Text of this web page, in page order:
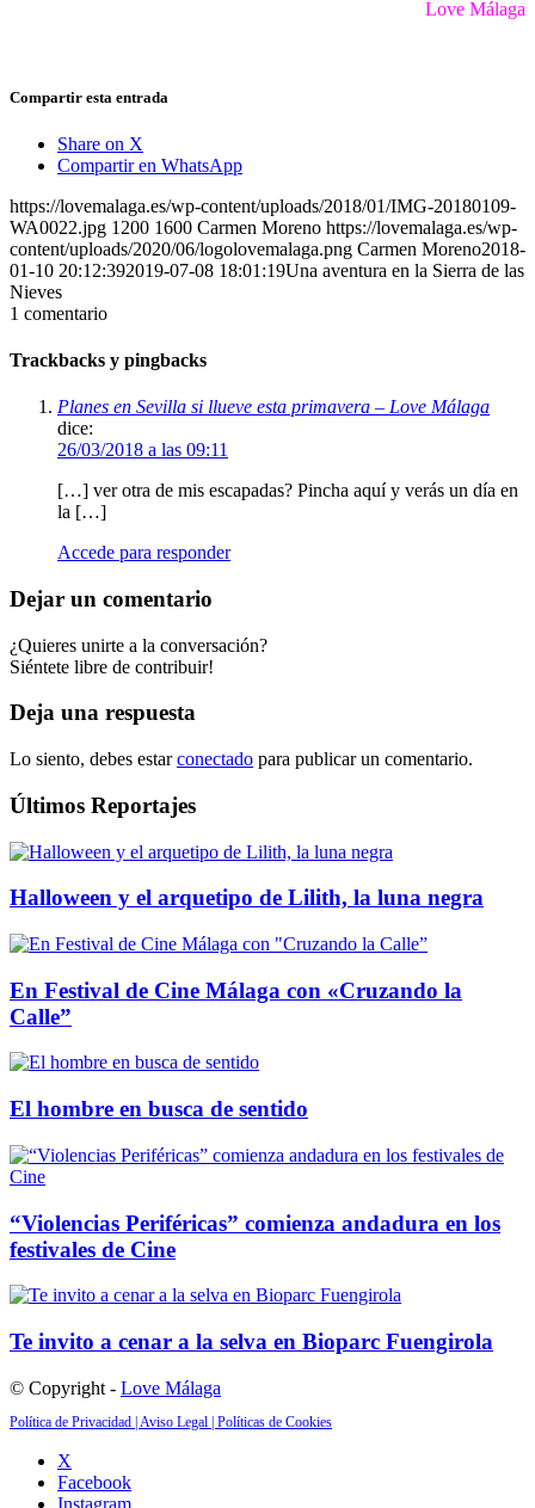
Love Málaga
Compartir esta entrada
Share on X
Compartir en WhatsApp
https://lovemalaga.es/wp-content/uploads/2018/01/IMG-20180109-
WA0022.jpg 1200 1600 Carmen Moreno https://lovemalaga.es/wp-
content/uploads/2020/06/logolovemalaga.png Carmen Moreno2018-
01-10 20:12:392019-07-08 18:01:19Una aventura en la Sierra de las
Nieves
1 comentario
Trackbacks y pingbacks
Planes en Sevilla si llueve esta primavera – Love Málaga
dice:
26/03/2018 a las 09:11
[…] ver otra de mis escapadas? Pincha aquí y verás un día en
la […]
Accede para responder
Dejar un comentario
¿Quieres unirte a la conversación?
Siéntete libre de contribuir!
Deja una respuesta
Lo siento, debes estarconectado para publicar un comentario.
Últimos Reportajes
Halloween y el arquetipo de Lilith, la luna negra
En Festival de Cine Málaga con «Cruzando la
Calle”
El hombre en busca de sentido
“Violencias Periféricas” comienza andadura en los
festivales de Cine
Te invito a cenar a la selva en Bioparc Fuengirola
© Copyright - Love Málaga
Política de Privacidad | Aviso Legal | Políticas de Cookies
X
Facebook
Instagram